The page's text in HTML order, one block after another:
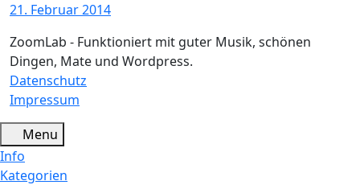
21. Februar 2014
ZoomLab - Funktioniert mit guter Musik, schönen
Dingen, Mate und Wordpress.
Datenschutz
Impressum
Menu
Info
Kategorien